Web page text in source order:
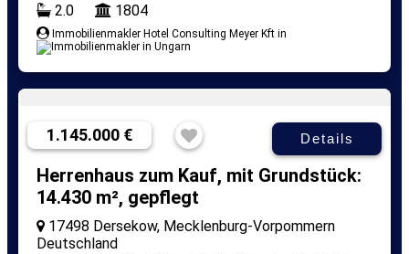
2.0
1804
Immobilienmakler Hotel Consulting Meyer Kft in
1.145.000 € Details
Herrenhaus zum Kauf, mit Grundstück:
14.430 m², gepflegt
17498 Dersekow, Mecklenburg-Vorpommern
Deutschland